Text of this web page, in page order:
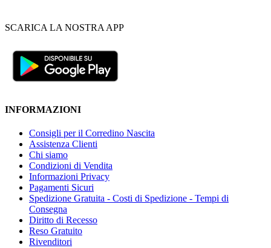
SCARICA LA NOSTRA APP
INFORMAZIONI
Consigli per il Corredino Nascita
Assistenza Clienti
Chi siamo
Condizioni di Vendita
Informazioni Privacy
Pagamenti Sicuri
Spedizione Gratuita - Costi di Spedizione - Tempi di
Consegna
Diritto di Recesso
Reso Gratuito
Rivenditori